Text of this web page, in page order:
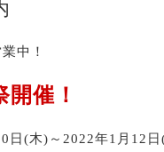
中！
催！
日(木)～2022年1月12